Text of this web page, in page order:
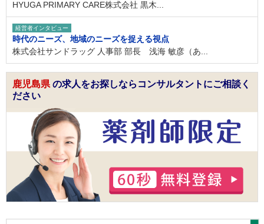
HYUGA PRIMARY CARE株式会社 黒木...
経営者インタビュー
時代のニーズ、地域のニーズを捉える視点
株式会社サンドラッグ 人事部 部長 浅海 敏彦（あ...
鹿児島県 の求人をお探しならコンサルタントにご相談く
ださい